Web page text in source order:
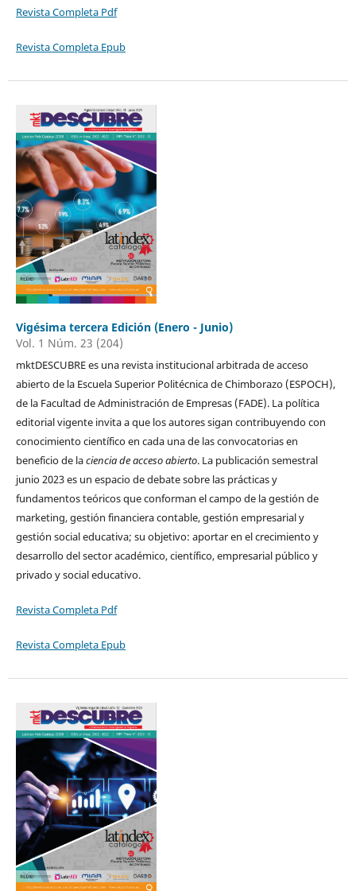
Revista Completa Pdf
Revista Completa Epub
Vigésima tercera Edición (Enero - Junio)
Vol. 1 Núm. 23 (204)
mktDESCUBRE es una revista institucional arbitrada de acceso
abierto de la Escuela Superior Politécnica de Chimborazo (ESPOCH),
de la Facultad de Administración de Empresas (FADE). La política
editorial vigente invita a que los autores sigan contribuyendo con
conocimiento científico en cada una de las convocatorias en
beneficio de laciencia de acceso abierto. La publicación semestral
junio 2023 es un espacio de debate sobre las prácticas y
fundamentos teóricos que conforman el campo de la gestión de
marketing, gestión financiera contable, gestión empresarial y
gestión social educativa; su objetivo: aportar en el crecimiento y
desarrollo del sector académico, científico, empresarial público y
privado y social educativo.
Revista Completa Pdf
Revista Completa Epub